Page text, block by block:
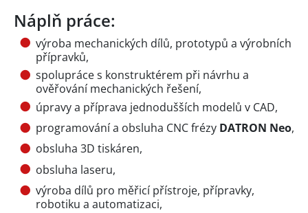
Náplň práce:
výroba mechanických dílů, prototypů a výrobních
přípravků,
spolupráce s konstruktérem při návrhu a
ověřování mechanických řešení,
úpravy a příprava jednodušších modelů v CAD,
programování a obsluha CNC frézy DATRON Neo,
obsluha 3D tiskáren,
obsluha laseru,
výroba dílů pro měřicí přístroje, přípravky,
robotiku a automatizaci,